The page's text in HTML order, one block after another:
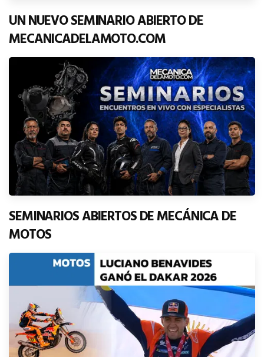
UN NUEVO SEMINARIO ABIERTO DE
MECANICADELAMOTO.COM
SEMINARIOS ABIERTOS DE MECÁNICA DE
MOTOS